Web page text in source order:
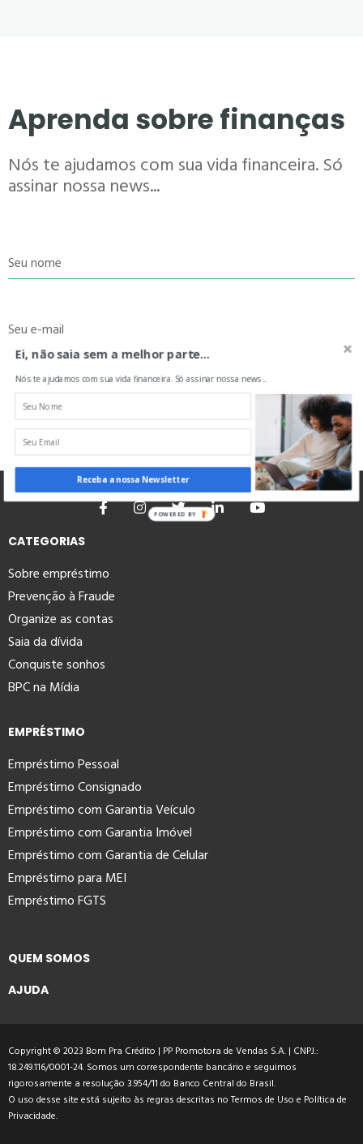
Aprenda sobre finanças
Nós te ajudamos com sua vida financeira. Só
assinar nossa news...
Seu nome
Seu e-mail
CATEGORIAS
Sobre empréstimo
Prevenção à Fraude
Organize as contas
Saia da dívida
Conquiste sonhos
BPC na Mídia
EMPRÉSTIMO
Empréstimo Pessoal
Empréstimo Consignado
Empréstimo com Garantia Veículo
Empréstimo com Garantia Imóvel
Empréstimo com Garantia de Celular
Empréstimo para MEI
Empréstimo FGTS
QUEM SOMOS
AJUDA
Copyright © 2023 Bom Pra Crédito | PP Promotora de Vendas S.A. | CNPJ.:
18.249.116/0001-24. Somos um correspondente bancário e seguimos
rigorosamente a resolução 3.954/11 do Banco Central do Brasil.
O uso desse site está sujeito às regras descritas noTermos de Uso e Política de
Privacidade.
Ei, não saia sem a melhor parte...
Nós te ajudamos com sua vida financeira. Só assinar nossa news...
Receba a nossa Newsletter
POWERED BY